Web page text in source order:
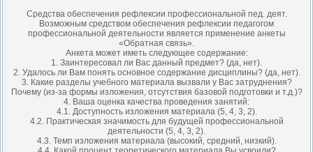
Средства обеспечения рефлексии профессиональной пед. деят.
Возможным средством обеспечения рефлексии педагогом
профессиональной деятельности является применение анкеты
«Обратная связь».
Анкета может иметь следующее содержание:
1. Заинтересовал ли Вас данный предмет? (да, нет).
2. Удалось ли Вам понять основное содержание дисциплины? (да, нет).
3. Какие разделы учебного материала вызвали у Вас затруднения?
Почему (из-за формы изложения, отсутствия базовой подготовки и т.д.)?
4. Ваша оценка качества проведения занятий:
4.1. Доступность изложения материала (5, 4, 3, 2).
4.2. Практическая значимость для будущей профессиональной
деятельности (5, 4, 3, 2).
4.3. Темп изложения материала (высокий, средний, низкий).